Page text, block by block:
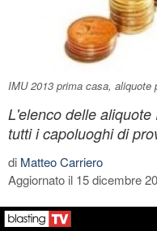
IMU 2013 prima casa, aliquote
L'elenco delle
tutti i capoluoghi di
di Matteo Carriero
Aggiornato il 15 dicembre